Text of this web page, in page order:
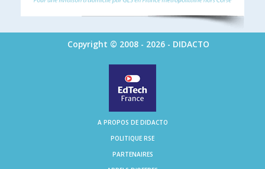
Copyright © 2008 - 2026 - DIDACTO
A PROPOS DE DIDACTO
POLITIQUE RSE
PARTENAIRES